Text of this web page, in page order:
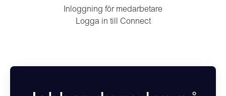
Inloggning för medarbetare
Logga in till Connect